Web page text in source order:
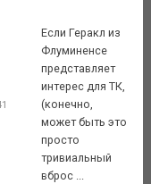
Если Геракл из
Флуминенсе
представляет
интерес для ТК,
(конечно,
может быть это
просто
тривиальный
вброс ...